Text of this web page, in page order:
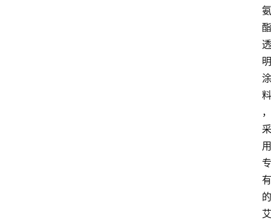
氨
酯
透
明
涂
料
，
采
用
专
有
的
艾